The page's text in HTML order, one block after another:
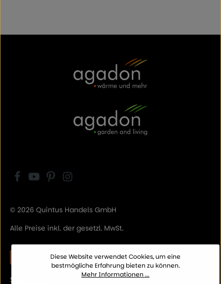
© 2026 Quintus Handels GmbH
Alle Preise inkl. der gesetzl. MwSt.
Vertrag widerrufen
SERVICE
Diese Website verwendet Cookies, um eine
bestmögliche Erfahrung bieten zu können.
Mehr Informationen ...